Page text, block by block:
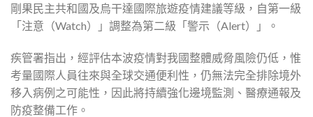
剛果民主共和國及烏干達國際旅遊疫情建議等級，自第一級
「注意（Watch）」調整為第二級「警示（Alert）」。
疾管署指出，經評估本波疫情對我國整體威脅風險仍低，惟
考量國際人員往來與全球交通便利性，仍無法完全排除境外
移入病例之可能性，因此將持續強化邊境監測、醫療通報及
防疫整備工作。